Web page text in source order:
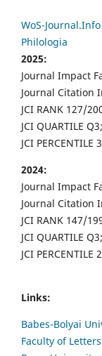
WoS-
Philologia
2025:
Journal Impact
Journal Citation
JCI RANK 127/
JCI QUARTILE Q3;
JCI PERCENTILE
2024:
Journal Impact
Journal Citation
JCI RANK 147/
JCI QUARTILE Q3;
JCI PERCENTILE
Links:
Babes-Bolyai
Faculty of Letters